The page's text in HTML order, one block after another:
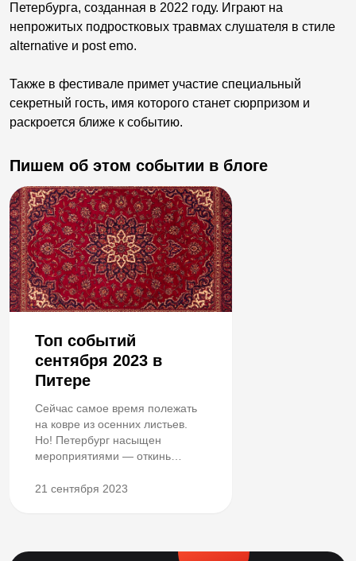
Петербурга, созданная в 2022 году. Играют на
непрожитых подростковых травмах слушателя в стиле
alternative и post emo.
Также в фестивале примет участие специальный
секретный гость, имя которого станет сюрпризом и
раскроется ближе к событию.
Пишем об этом событии в блоге
Топ событий
сентября 2023 в
Питере
Сейчас самое время полежать
на ковре из осенних листьев.
Но! Петербург насыщен
мероприятиями — откинь
21 сентября 2023